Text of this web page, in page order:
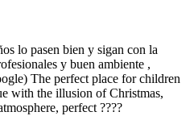
lo pasen bien y sigan con la
y buen ambiente ,
The perfect place for children
with the illusion of Christmas,
perfect ????